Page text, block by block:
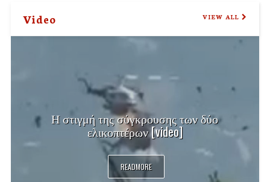
Video VIEW ALL
Η στιγμή της σύγκρουσης των δύο
ελικοπτέρων [video]
READMORE